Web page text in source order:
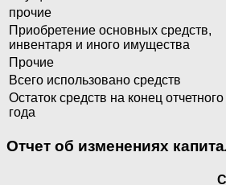
прочие
Приобретение основных средств,
инвентаря и иного имущества
Прочие
Всего использовано средств
Остаток средств на конец отчетного
года
Отчет об изменениях